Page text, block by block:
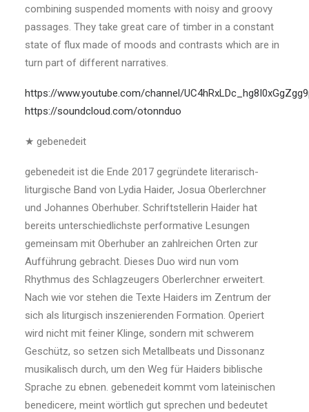
combining suspended moments with noisy and groovy
passages. They take great care of timber in a constant
state of flux made of moods and contrasts which are in
turn part of different narratives.
https://www.youtube.com/channel/
https://soundcloud.com/otonnduo
★ gebenedeit
gebenedeit ist die Ende 2017 gegründete literarisch-
liturgische Band von Lydia Haider, Josua Oberlerchner
und Johannes Oberhuber. Schriftstellerin Haider hat
bereits unterschiedlichste performative Lesungen
gemeinsam mit Oberhuber an zahlreichen Orten zur
Aufführung gebracht. Dieses Duo wird nun vom
Rhythmus des Schlagzeugers Oberlerchner erweitert.
Nach wie vor stehen die Texte Haiders im Zentrum der
sich als liturgisch inszenierenden Formation. Operiert
wird nicht mit feiner Klinge, sondern mit schwerem
Geschütz, so setzen sich Metallbeats und Dissonanz
musikalisch durch, um den Weg für Haiders biblische
Sprache zu ebnen. gebenedeit kommt vom lateinischen
benedicere, meint wörtlich gut sprechen und bedeutet